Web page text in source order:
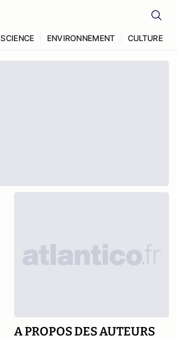
SCIENCE ENVIRONNEMENT CULTURE
A PROPOS DES AUTEURS